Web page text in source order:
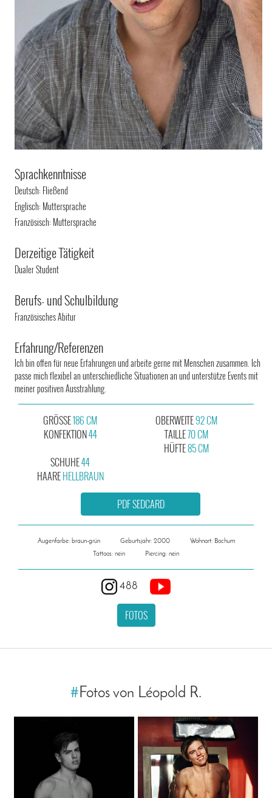
Sprachkenntnisse
Deutsch: Fließend
Englisch: Muttersprache
Französisch: Muttersprache
Derzeitige Tätigkeit
Dualer Student
Berufs- und Schulbildung
Französisches Abitur
Erfahrung/Referenzen
Ich bin offen für neue Erfahrungen und arbeite gerne mit Menschen zusammen. Ich
passe mich flexibel an unterschiedliche Situationen an und unterstütze Events mit
meiner positiven Ausstrahlung.
GRÖSSE186 CM
KONFEKTION44
OBERWEITE92 CM
TAILLE70 CM
HÜFTE85 CM
SCHUHE44
HAAREHELLBRAUN
PDF SEDCARD
Augenfarbe: braun-grün Geburtsjahr: 2000
Wohnort: Bochum
Tattoos: nein
Piercing: nein
488
FOTOS
#Fotos von Léopold R.